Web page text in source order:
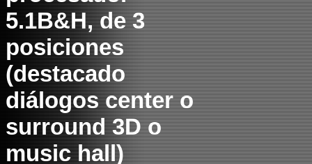
5.1B&H, de 3
posiciones
(destacado
diálogos center o
surround 3D o
music hall)